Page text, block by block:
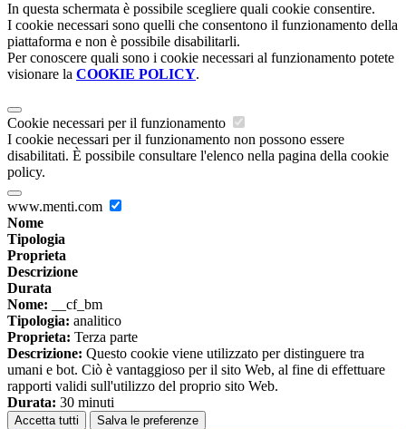
In questa schermata è possibile scegliere quali cookie consentire.
I cookie necessari sono quelli che consentono il funzionamento della
piattaforma e non è possibile disabilitarli.
Per conoscere quali sono i cookie necessari al funzionamento potete
visionare la COOKIE POLICY.
Cookie necessari per il funzionamento
I cookie necessari per il funzionamento non possono essere
disabilitati. È possibile consultare l'elenco nella pagina della cookie
policy.
www.menti.com
Nome
Tipologia
Proprieta
Descrizione
Durata
Nome: __cf_bm
Tipologia: analitico
Proprieta: Terza parte
Descrizione: Questo cookie viene utilizzato per distinguere tra
umani e bot. Ciò è vantaggioso per il sito Web, al fine di effettuare
rapporti validi sull'utilizzo del proprio sito Web.
Durata: 30 minuti
Accetta tutti Salva le preferenze